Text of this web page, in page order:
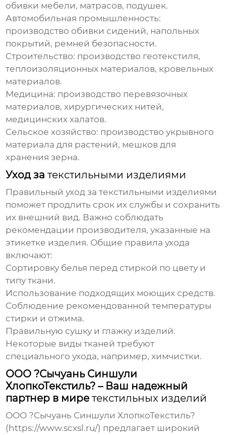
обивки мебели, матрасов, подушек.
Автомобильная промышленность:
производство обивки сидений, напольных
покрытий, ремней безопасности.
Строительство: производство геотекстиля,
теплоизоляционных материалов, кровельных
материалов.
Медицина: производство перевязочных
материалов, хирургических нитей,
медицинских халатов.
Сельское хозяйство: производство укрывного
материала для растений, мешков для
хранения зерна.
Уход затекстильными изделиями
Правильный уход затекстильными изделиями
поможет продлить срок их службы и сохранить
их внешний вид. Важно соблюдать
рекомендации производителя, указанные на
этикетке изделия. Общие правила ухода
включают:
Сортировку белья перед стиркой по цвету и
типу ткани.
Использование подходящих моющих средств.
Соблюдение рекомендованной температуры
стирки и отжима.
Правильную сушку и глажку изделий.
Некоторые виды тканей требуют
специального ухода, например, химчистки.
ООО ?Сычуань Синшули
ХлопкоТекстиль? – Ваш надежный
партнер в миретекстильных изделий
ООО ?Сычуань Синшули ХлопкоТекстиль?
( https://www.scxsl.ru/) предлагает широкий